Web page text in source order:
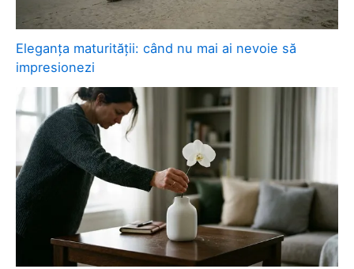
Eleganța maturității: când nu mai ai nevoie să
impresionezi